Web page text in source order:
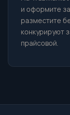
и оформите
разместите
конкурируют
прайсовой.